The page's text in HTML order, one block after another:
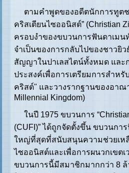
ตามคำพูดของอดีตนักการทูตช
คริสเตียนไซออนิสต์” (Christian
ครอบงำของขบวนการฟันดาเมน
จำเป็นของการกลับไปของชาวยิ
สัญญาในปาเลสไตน์ทั้งหมด และ
ประสงค์เพื่อการเตรียมการสำห
คริสต์" และวางรากฐานของอาณ
Millennial Kingdom)
ในปี 1975 ขบวนการ
(CUFI)” ได้ถูกจัดตั้งขึ้น ขบวนกา
ใหญ่ที่สุดที่สนับสนุนความช่วยเห
ไซออนิสต์และเพื่อการผนวกเขตเ
ขบวนการนี้มีสมาชิกมากกว่า 8